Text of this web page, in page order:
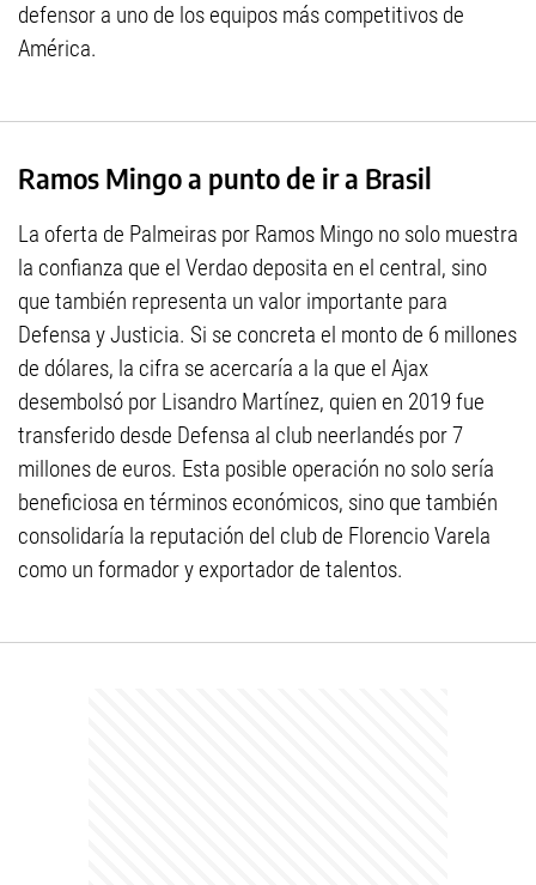
defensor a uno de los equipos más competitivos de
América.
Ramos Mingo a punto de ir a Brasil
La oferta de Palmeiras por Ramos Mingo no solo muestra
la confianza que el Verdao deposita en el central, sino
que también representa un valor importante para
Defensa y Justicia. Si se concreta el monto de 6 millones
de dólares, la cifra se acercaría a la que el Ajax
desembolsó por Lisandro Martínez, quien en 2019 fue
transferido desde Defensa al club neerlandés por 7
millones de euros. Esta posible operación no solo sería
beneficiosa en términos económicos, sino que también
consolidaría la reputación del club de Florencio Varela
como un formador y exportador de talentos.